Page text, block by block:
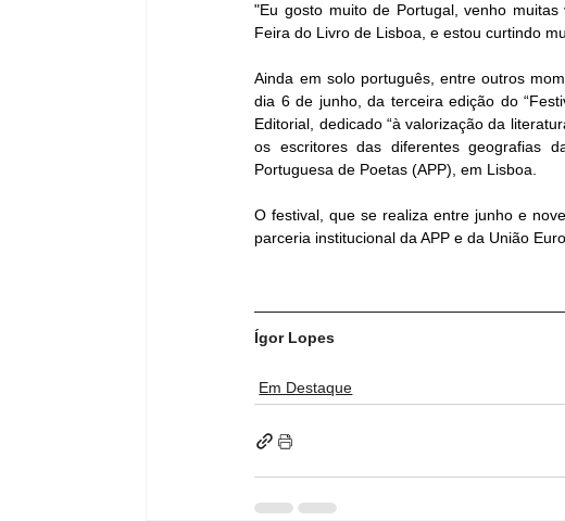
"Eu gosto muito de Portugal, venho
Feira do Livro de Lisboa, e estou curtindo
Ainda em solo português, entre outros
dia 6 de junho, da terceira edição do
Editorial, dedicado “à valorização da
os escritores das diferentes geografias
Portuguesa de Poetas (APP), em Lisboa.
O festival, que se realiza entre junho e
parceria institucional da APP e da União
Ígor Lopes
Em Destaque